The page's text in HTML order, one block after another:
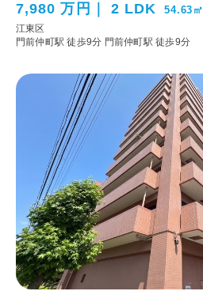
7,980 万円 2 LDK 54.63㎡
江東区
門前仲町駅 徒歩9分 門前仲町駅 徒歩9分